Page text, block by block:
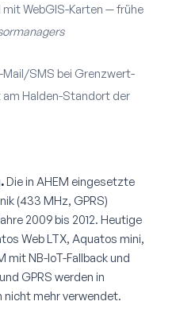
WebGIS-Karten — frühe
Mail/SMS bei Grenz­wert­
Halden-Standort der
Die in AHEM eingesetzte
(433 MHz, GPRS)
2009 bis 2012. Heutige
Web LTX, Aquatos mini,
mit NB-IoT-Fallback und
GPRS werden in
nicht mehr verwendet.